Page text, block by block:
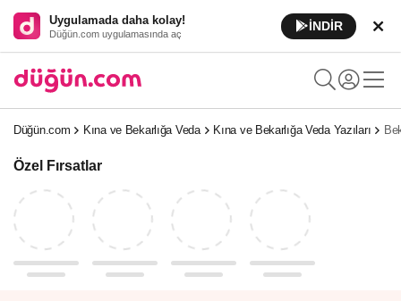
Uygulamada daha kolay!
Düğün.com uygulamasında aç
İNDİR
Düğün.com Kına ve Bekarlığa Veda Kına ve Bekarlığa Veda Yazıları
Özel Fırsatlar